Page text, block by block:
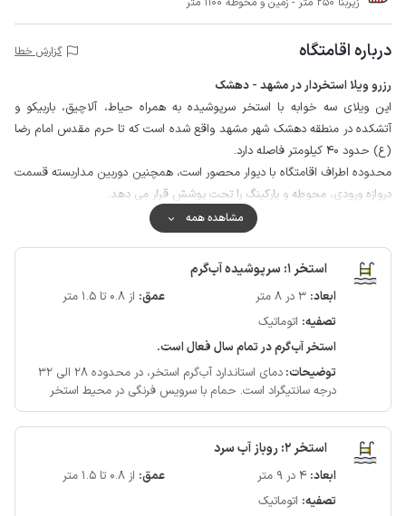
درباره اقامتگاه گزارش خطا
رزرو ویلا استخردار در مشهد - دهشک
این ویلای سه خوابه با استخر سرپوشیده به همراه حیاط، آلاچیق، باربیکو و
آتشکده در منطقه دهشک شهر مشهد واقع شده است که تا حرم مقدس امام رضا
(ع) حدود 40 کیلومتر فاصله دارد.
محدوده اطراف اقامتگاه با دیوار محصور است، همچنین دوربین مداربسته قسمت
دروازه ورودی، محوطه و پارکینگ را تحت پوشش قرار می دهد.
آنتن دهی تلفن همراه برای دو اپراتور ایرانسل و همراه اول در مکالمه خوب و
پوشش اینترنت به صورت 4g می باشد.
لازم به ذکر است حدود 50 متر مسیر منتهی به اقامتگاه به صورت خاکی و هموار
سرزمین موج های آبی، آرامگاه فردوسی، چالیدره و پارک کوهسنگی بخشی از جاذبه
های تفریحی و گردشگری مشهد می باشد.
مشاهده همه
استخر 1: سرپوشیده آب‌گرم
ابعاد: 3 در 8 متر عمق: از 0.8 تا 1.5 متر
تصفیه: اتوماتیک
استخر آب‌گرم در تمام سال فعال است.
توضیحات:
دمای استاندارد آب‌گرم استخر، در محدوده 28 الی 32
درجه سانتیگراد است. حمام با سرویس فرنگی در محیط استخر
استخر 2: روباز آب سرد
ابعاد: 4 در 9 متر عمق: از 0.8 تا 1.5 متر
تصفیه: اتوماتیک